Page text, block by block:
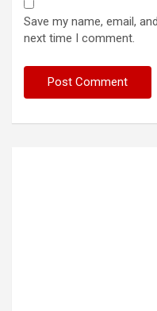
Save my name, email,
next time I comment.